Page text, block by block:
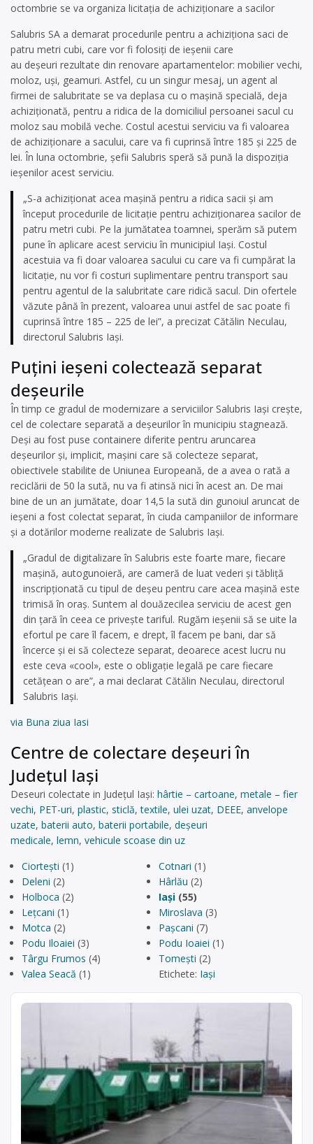
octombrie se va organiza licitația de achiziționare a sacilor
Salubris SA a demarat procedurile pentru a achiziționa saci de
patru metri cubi, care vor fi folosiți de ieșenii care
au deșeuri rezultate din renovare apartamentelor: mobilier vechi,
moloz, uși, geamuri. Astfel, cu un singur mesaj, un agent al
firmei de salubritate se va deplasa cu o mașină specială, deja
achiziționată, pentru a ridica de la domiciliul persoanei sacul cu
moloz sau mobilă veche. Costul acestui serviciu va fi valoarea
de achiziționare a sacului, care va fi cuprinsă între 185 și 225 de
lei. În luna octombrie, șefii Salubris speră să pună la dispoziția
ieșenilor acest serviciu.
„S-a achiziționat acea mașină pentru a ridica sacii și am
început procedurile de licitație pentru achiziționarea sacilor de
patru metri cubi. Pe la jumătatea toamnei, sperăm să putem
pune în aplicare acest serviciu în municipiul Iași. Costul
acestuia va fi doar valoarea sacului cu care va fi cumpărat la
licitație, nu vor fi costuri suplimentare pentru transport sau
pentru agentul de la salubritate care ridică sacul. Din ofertele
văzute până în prezent, valoarea unui astfel de sac poate fi
cuprinsă între 185 – 225 de lei”, a precizat Cătălin Neculau,
directorul Salubris Iași.
Puțini ieșeni colectează separat
deșeurile
În timp ce gradul de modernizare a serviciilor Salubris Iași crește,
cel de colectare separată a deșeurilor în municipiu stagnează.
Deși au fost puse containere diferite pentru aruncarea
deșeurilor și, implicit, mașini care să colecteze separat,
obiectivele stabilite de Uniunea Europeană, de a avea o rată a
reciclării de 50 la sută, nu va fi atinsă nici în acest an. De mai
bine de un an jumătate, doar 14,5 la sută din gunoiul aruncat de
ieșeni a fost colectat separat, în ciuda campaniilor de informare
și a dotărilor moderne realizate de Salubris Iași.
„Gradul de digitalizare în Salubris este foarte mare, fiecare
mașină, autogunoieră, are cameră de luat vederi și tăbliță
inscripționată cu tipul de deșeu pentru care acea mașină este
trimisă în oraș. Suntem al douăzecilea serviciu de acest gen
din țară în ceea ce privește tariful. Rugăm ieșenii să se uite la
efortul pe care îl facem, e drept, îl facem pe bani, dar să
încerce și ei să colecteze separat, deoarece acest lucru nu
este ceva «cool», este o obligație legală pe care fiecare
cetățean o are”, a mai declarat Cătălin Neculau, directorul
Salubris Iași.
via Buna ziua Iasi
Centre de colectare deşeuri în
Județul Iași
Deseuri colectate in Județul Iași: hârtie – cartoane, metale – fier
vechi, PET-uri, plastic, sticlă,textile, ulei uzat, DEEE, anvelope
uzate, baterii auto, baterii portabile, deșeuri
medicale, lemn, vehicule scoase din uz
Ciortești (1) Cotnari (1)
Deleni (2) Hârlău (2)
Holboca (2) Iași (55)
Lețcani (1) Miroslava (3)
Motca (2) Pașcani (7)
Podu Iloaiei (3) Podu Ioaiei (1)
Târgu Frumos (4) Tomești (2)
Valea Seacă (1) Etichete: Iași